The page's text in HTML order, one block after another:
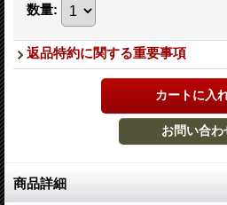
数量:
返品特約に関する重要事項
商品詳細